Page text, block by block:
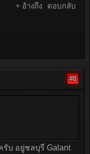
+ อ้างถึง ตอบกลับ
#8
บ อยู่ชลบุรี Galant